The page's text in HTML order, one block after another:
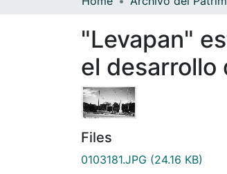
"Levapan"
el desarrollo
Files
0103181.JPG (24.16 KB)